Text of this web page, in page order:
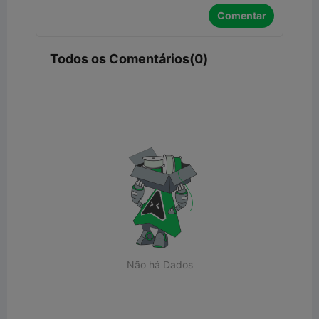
Comentar
Todos os Comentários(0)
Não há Dados